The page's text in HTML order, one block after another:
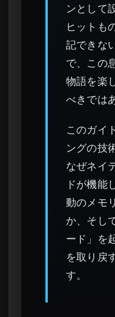
ンとして
ヒットも
記できな
で、この
物語を楽
べきでは
このガイ
ングの技
なぜネイ
ドが機能
動のメモ
か、そし
ード」を
を取り戻
す。